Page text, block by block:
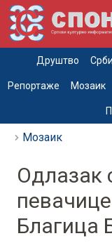
Друштво
Репортаже Мозаик
Мозаик
Одлазак
Благица